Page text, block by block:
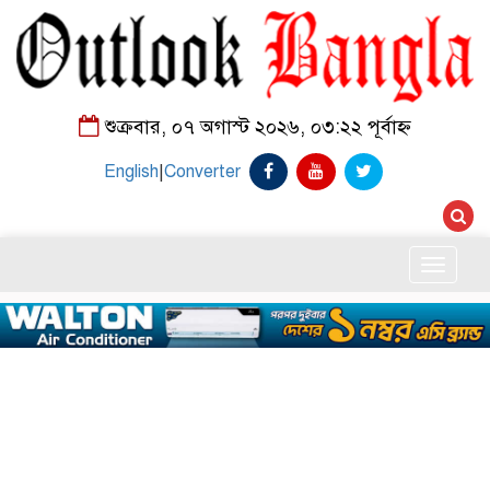
শুক্রবার, ০৭ অগাস্ট ২০২৬, ০৩:২২ পূর্বাহ্ন
English|Converter